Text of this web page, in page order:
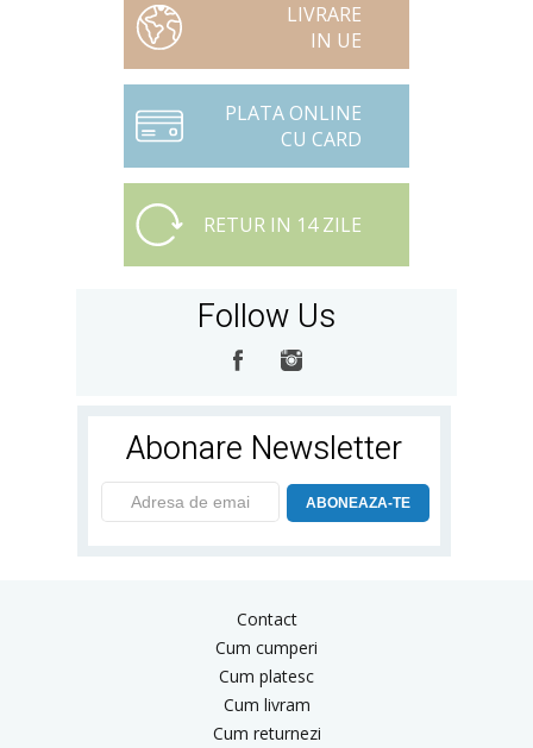
LIVRARE
IN UE
PLATA ONLINE
CU CARD
RETUR IN 14 ZILE
Follow Us
Abonare Newsletter
ABONEAZA-TE
Contact
Cum cumperi
Cum platesc
Cum livram
Cum returnezi